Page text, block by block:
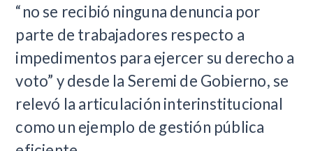
“no se recibió ninguna denuncia por
parte de trabajadores respecto a
impedimentos para ejercer su derecho a
voto” y desde la Seremi de Gobierno, se
relevó la articulación interinstitucional
como un ejemplo de gestión pública